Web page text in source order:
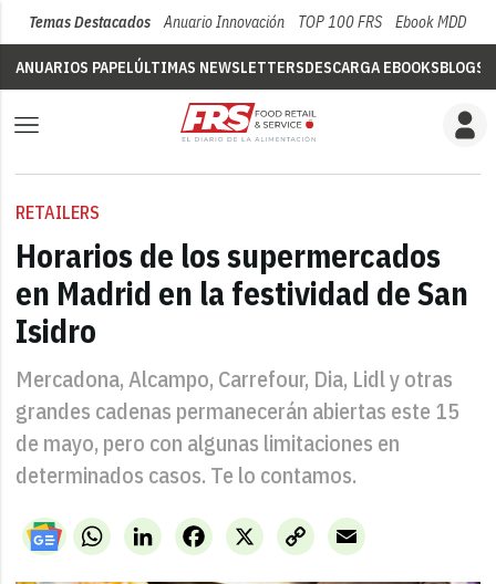
Temas Destacados Anuario Innovación TOP 100 FRS Ebook MDD
ANUARIOS PAPELÚLTIMAS NEWSLETTERSDESCARGA EBOOKSBLOGS
RETAILERS
Horarios de los supermercados
en Madrid en la festividad de San
Isidro
Mercadona, Alcampo, Carrefour, Dia, Lidl y otras
grandes cadenas permanecerán abiertas este 15
de mayo, pero con algunas limitaciones en
determinados casos. Te lo contamos.
WhatsAppLinkedIn X
Facebook
Copy
Link
Email